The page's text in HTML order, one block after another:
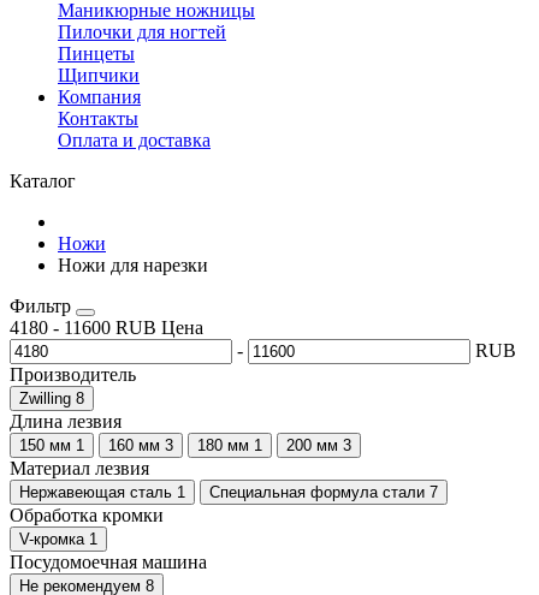
Маникюрные ножницы
Пилочки для ногтей
Пинцеты
Щипчики
Компания
Контакты
Оплата и доставка
Каталог
Ножи
Ножи для нарезки
Фильтр
4180 - 11600 RUB Цена
-
RUB
Производитель
Zwilling 8
Длина лезвия
150 мм 1 160 мм 3 180 мм 1 200 мм 3
Материал лезвия
Нержавеющая сталь 1 Специальная формула стали 7
Обработка кромки
V-кромка 1
Посудомоечная машина
Не рекомендуем 8